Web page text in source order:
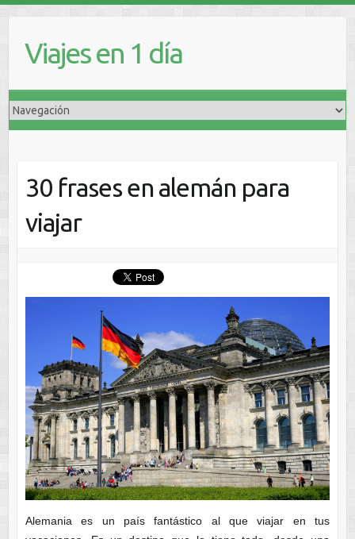
Viajes en 1 día
30 frases en alemán para
viajar
Alemania es un país fantástico al que viajar en tus